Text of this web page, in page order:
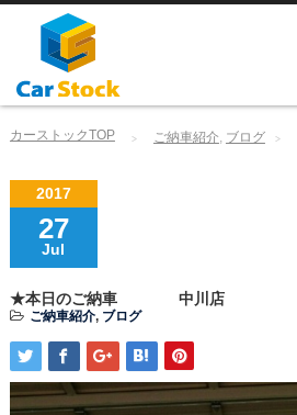
カーストックTOP ご納車紹介 ブログ
2017
27
Jul
★本日のご納車 中川店
ご納車紹介, ブログ